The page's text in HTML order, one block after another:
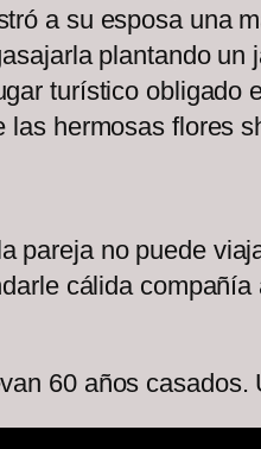
a su esposa una
plantando
turístico obligado
las hermosas flores
pareja no puede
cálida
60 años